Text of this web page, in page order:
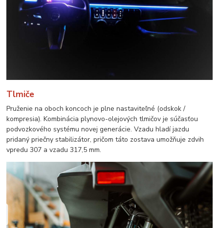
Tlmiče
Pruženie na oboch koncoch je plne nastaviteľné (odskok /
kompresia). Kombinácia plynovo-olejových tlmičov je súčasťou
podvozkového systému novej generácie. Vzadu hladí jazdu
pridaný priečny stabilizátor, pričom táto zostava umožňuje zdvih
vpredu 307 a vzadu 317,5 mm.